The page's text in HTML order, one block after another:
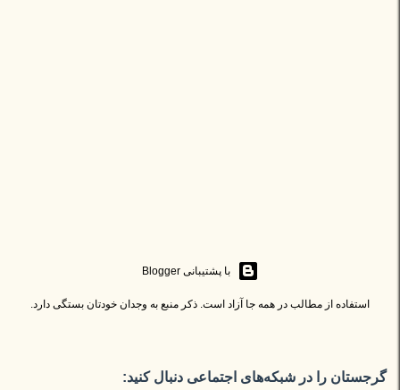
‏با پشتیبانی Blogger
استفاده از مطالب در همه جا آزاد است. ذکر منبع به وجدان خودتان بستگی دارد.
گرجستان را در شبکه‌های اجتماعی دنبال کنید: